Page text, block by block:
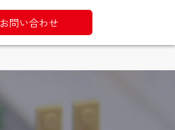
お問い合わせ